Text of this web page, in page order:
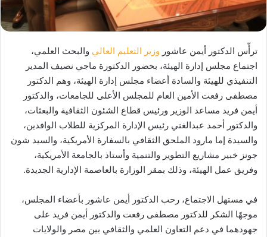
ترأّس الدكتور أيمن عاشور وزير التعليم العالي والبحث العلمي،
اجتماع مجلس إدارة الهيئة، بحضور الدكتورة ماجي نصيف المدير
التنفيذي للهيئة والسادة أعضاء مجلس إدارة الهيئة، وهم الدكتور
مصطفى رفعت الأمين العام للمجلس الأعلى للجامعات، والدكتور
أيمن فريد مساعد الوزير ورئيس قطاع الشئون الثقافية والبعثات،
والدكتور أحمد عبدالغني رئيس الإدارة المركزية للطلاب الوافدين،
والسيدة إما مارود الملحق الثقافي بالسفارة الأمريكية، والسيد شون
جونز خبير مشاريع التطوير والتنمية وأستاذ بالجامعة الأمريكية،
وفريق عمل الهيئة، وذلك بمقر الوزارة بالعاصمة الإدارية الجديدة.
في مستهل الاجتماع، رحب الدكتور أيمن عاشور بأعضاء المجلس،
موجهًا الشكر للدكتور مصطفى رفعت والدكتور أيمن فريد على
جهودهما في دعم التعاون العلمي والثقافي بين مصر والولايات